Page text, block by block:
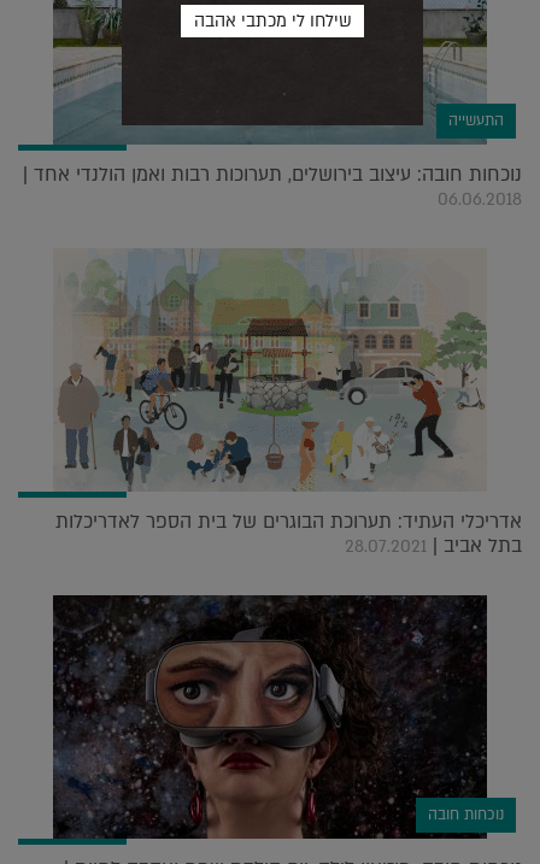
התעשייה
נוכחות חובה: עיצוב בירושלים, תערוכות רבות ואמן הולנדי אחד |
06.06.2018
אדריכלי העתיד: תערוכת הבוגרים של בית הספר לאדריכלות
בתל אביב | 28.07.2021
נוכחות חובה